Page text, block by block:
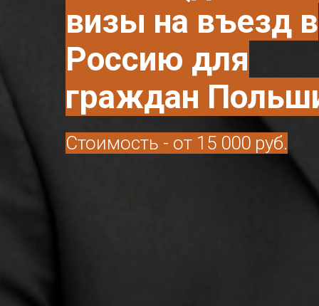
визы на въезд в
Россию для
граждан
Стоимость - от 15 000 руб.